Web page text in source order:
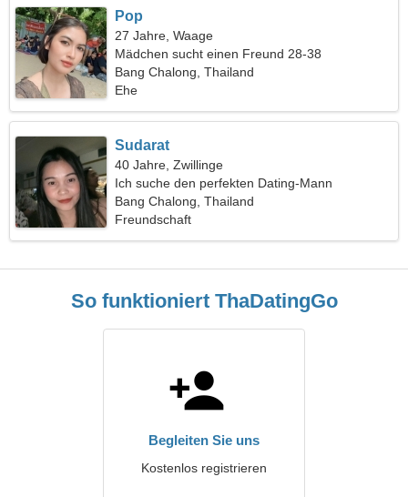
Pop
27 Jahre, Waage
Mädchen sucht einen Freund 28-38
Bang Chalong, Thailand
Ehe
Sudarat
40 Jahre, Zwillinge
Ich suche den perfekten Dating-Mann
Bang Chalong, Thailand
Freundschaft
So funktioniert ThaDatingGo
Begleiten Sie uns
Kostenlos registrieren